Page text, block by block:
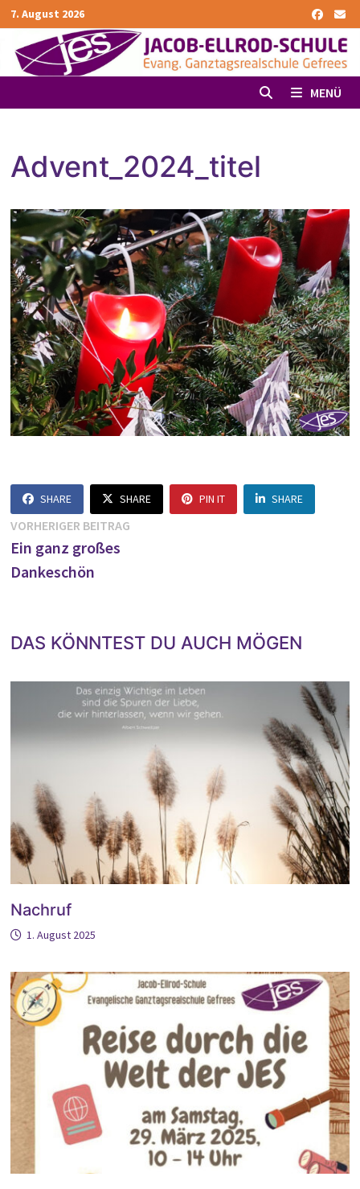
Zurück
zum
Inhalt
7. August 2026
MENÜ
Advent_2024_titel
SHARE SHARE PIN IT SHARE
Beitragsnavigation
VORHERIGER BEITRAGVorheriger
Ein ganz großes
Dankeschön
DAS KÖNNTEST DU AUCH MÖGEN
Nachruf
1. August 2025